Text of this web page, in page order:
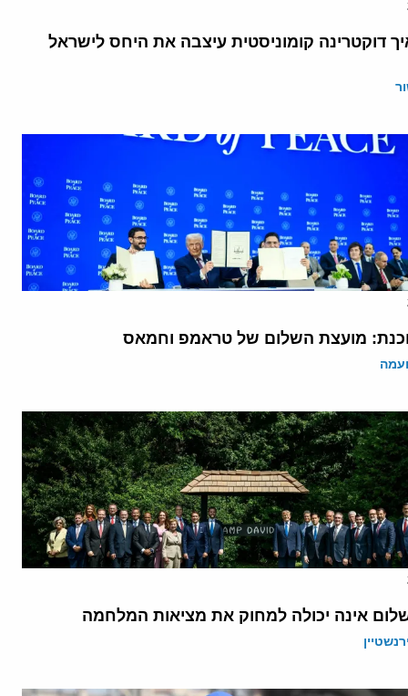
דוקטרינה קומוניסטית עיצבה את היחס לישראל
מועצת השלום של טראמפ וחמאס
אינה יכולה למחוק את מציאות המלחמה